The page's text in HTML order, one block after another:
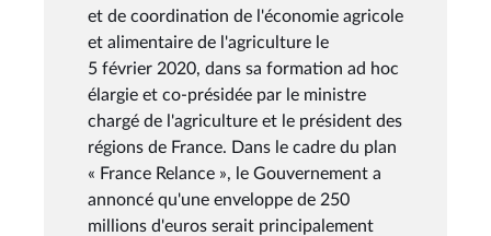
et de coordination de l'économie agricole
et alimentaire de l'agriculture le
5 février 2020, dans sa formation ad hoc
élargie et co-présidée par le ministre
chargé de l'agriculture et le président des
régions de France. Dans le cadre du plan
« France Relance », le Gouvernement a
annoncé qu'une enveloppe de 250
millions d'euros serait principalement